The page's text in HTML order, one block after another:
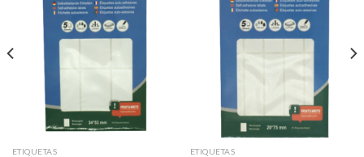
ETIQUETAS
Add to
ETIQUETAS